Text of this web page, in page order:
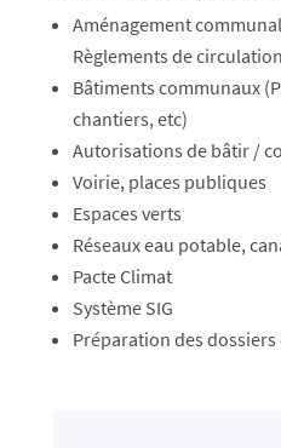
​Aménagement communal
Règlements de
Bâtiments communaux
chantiers, etc)
Autorisations de bâtir /
Voirie, places publiques
Espaces verts
Réseaux eau potable,
Pacte Climat
Système SIG
Préparation des